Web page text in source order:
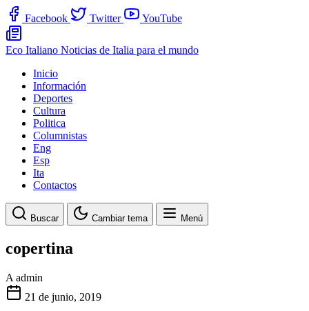
Facebook Twitter YouTube
Eco Italiano Noticias de Italia para el mundo
Inicio
Información
Deportes
Cultura
Politica
Columnistas
Eng
Esp
Ita
Contactos
Buscar Cambiar tema Menú
copertina
A admin
21 de junio, 2019